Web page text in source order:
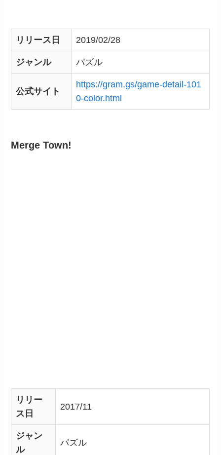
リリース日 2019/02/28
ジャンル パズル
公式サイト
https://gram.gs/game-detail-101
0-color.html
Merge Town!
リリー
ス日
2017/11
ジャン
ル
パズル